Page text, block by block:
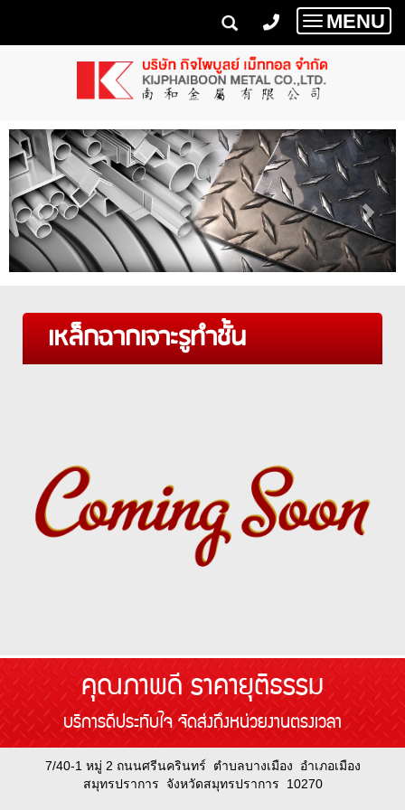
Toggle
MENU
เหล็กฉากเจาะรูทำชั้น
คุณภาพดี ราคายุติธรรม
บริการดีประทับใจ จัดส่งถึงหน่วยงานตรงเวลา
7/40-1 หมู่ 2 ถนนศรีนครินทร์ ตำบลบางเมือง อำเภอเมือง
สมุทรปราการ จังหวัดสมุทรปราการ 10270